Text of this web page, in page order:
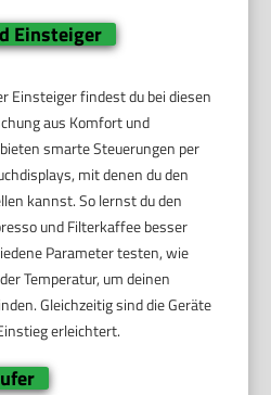
Einsteiger
Einsteiger findest du bei diesen
aus Komfort und
smarte Steuerungen per
mit denen du den
kannst. So lernst du den
und Filterkaffee besser
Parameter testen, wie
Temperatur, um deinen
Gleichzeitig sind die Geräte
erleichtert.